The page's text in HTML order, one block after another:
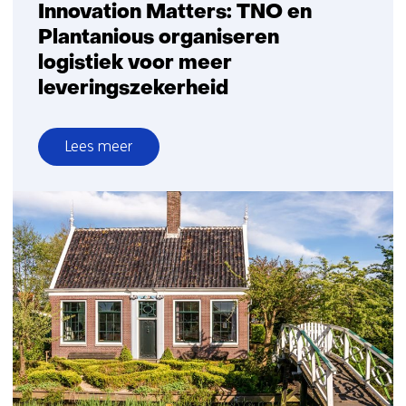
Innovation Matters: TNO en
Plantanious organiseren
logistiek voor meer
leveringszekerheid
Lees meer
over
Innovation
Matters:
TNO
en
Plantanious
organiseren
logistiek
voor
meer
leveringszekerheid